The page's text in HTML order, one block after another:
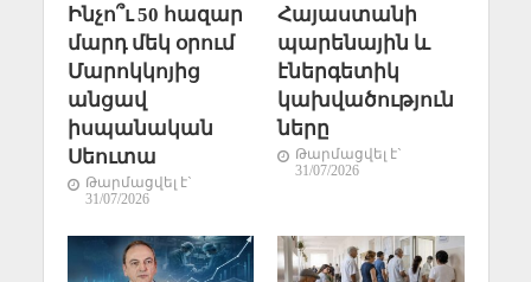
Ինչո՞ւ 50 հազար
մարդ մեկ օրում
Մարոկկոյից
անցավ
իսպանական
Սեուտա
Թարմացվել է`
31/07/2026
Հայաստանի
պարենային և
էներգետիկ
կախվածություն
ները
Թարմացվել է`
31/07/2026